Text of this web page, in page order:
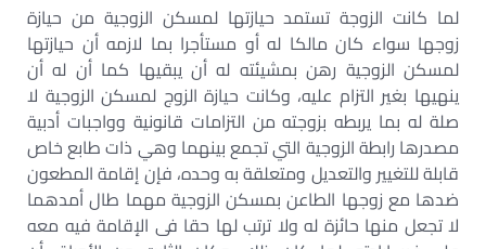
لما كانت الزوجة تستمد حيازتها لمسكن الزوجية من حيازة
زوجها سواء كان مالكا له أو مستأجرا بما لازمه أن حيازتها
لمسكن الزوجية رهن بمشيئته له أن يبقيها كما أن له أن
ينهيها بغير التزام عليه، وكانت حيازة الزوج لمسكن الزوجية لا
صلة له بما يربطه بزوجته من التزامات قانونية وواجبات أدبية
مصدرها رابطة الزوجية التي تجمع بينهما وهي ذات طابع خاص
قابلة للتغيير والتعديل ومتعلقة به وحده، فإن إقامة المطعون
ضدها مع زوجها الطاعن بمسكن الزوجية مهما طال أمدهما
لا تجعل منها حائزة له ولا ترتب لها حقا فى الإقامة فيه معه